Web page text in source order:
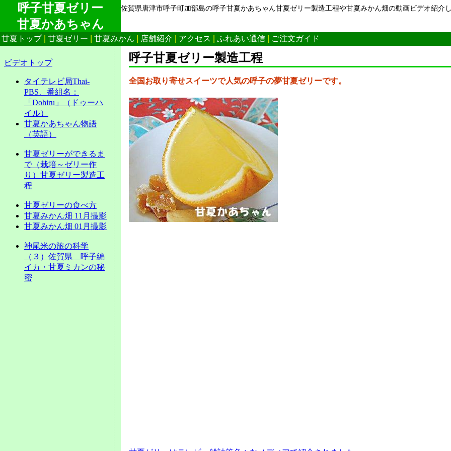
呼子甘夏ゼリー
甘夏かあちゃん
佐賀県唐津市呼子町加部島の呼子甘夏かあちゃん甘夏ゼリー製造工程や甘夏みかん畑の動画ビデオ紹介
甘夏トップ| 甘夏ゼリー 甘夏みかん 店舗紹介 アクセス ふれあい通信 ご注文ガイド
ビデオトップ
タイテレビ局Thai-
PBS、番組名：
「Dohiru」（ドゥーハ
イル）
甘夏かあちゃん物語
（英語）
甘夏ゼリーができるま
で（栽培～ゼリー作
り）甘夏ゼリー製造工
程
甘夏ゼリーの食べ方
甘夏みかん畑 11月撮影
甘夏みかん畑 01月撮影
神尾米の旅の科学
（３）佐賀県 呼子編
イカ・甘夏ミカンの秘
密
呼子甘夏ゼリー製造工程
全国お取り寄せスイーツで人気の呼子の夢甘夏ゼリーです。